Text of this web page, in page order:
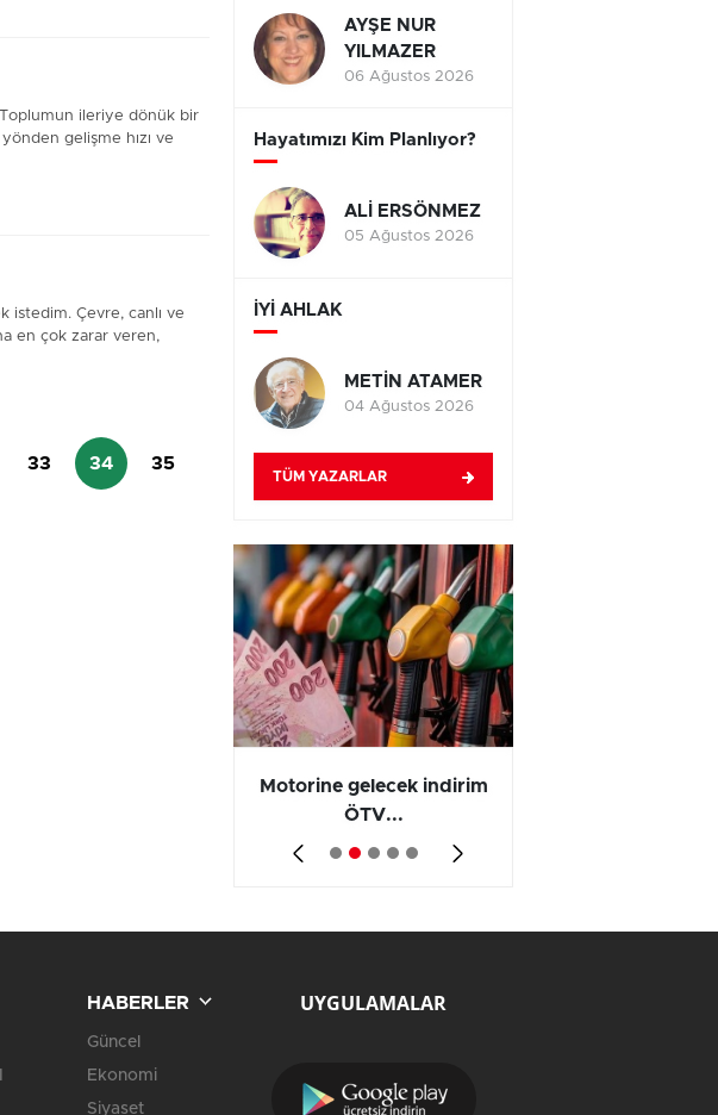
Toplumun ileriye dönük bir
gelişme hızı ve
Çevre, canlı ve
en çok zarar veren,
33 34 35
AYŞE NUR
YILMAZER
06 Ağustos 2026
Hayatımızı Kim Planlıyor?
ALİ ERSÖNMEZ
05 Ağustos 2026
İYİ AHLAK
METİN ATAMER
04 Ağustos 2026
TÜM YAZARLAR
Motorine gelecek indirim
ÖTV...
HABERLER
Güncel
Ekonomi
Siyaset
UYGULAMALAR